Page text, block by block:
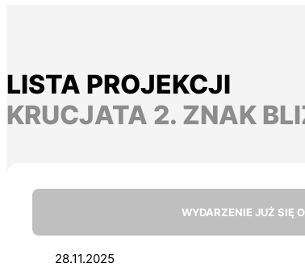
LISTA PROJEKCJI
KRUCJATA 2. ZNAK
WYDARZENIE JUŻ SIĘ
28.11.2025